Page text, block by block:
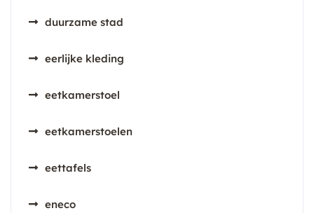
duurzame stad
eerlijke kleding
eetkamerstoel
eetkamerstoelen
eettafels
eneco